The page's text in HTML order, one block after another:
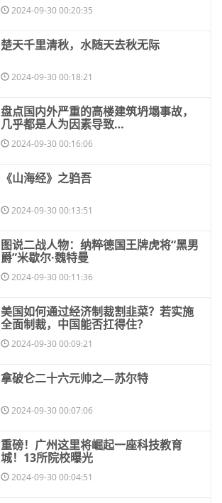
2024-09-30 00:20:35
​楚天千里清秋，水随天去秋无际
2024-09-30 00:18:21
​盘点国内外严重的高楼建筑坍塌事故，
几乎都是人为因素导致…
2024-09-30 00:16:06
​《山海经》之驺吾
2024-09-30 00:13:51
​图说二战人物：纳粹德国王牌虎将“黑男
爵”米歇尔·魏特曼
2024-09-30 00:11:36
​美国如何通过经济制裁割韭菜？若实施
全面制裁，中国能否扛得住？
2024-09-30 00:09:21
​拿破仑二十六元帅之—苏尔特
2024-09-30 00:07:06
​重磅！广州这里将崛起一座科技教育
城！13所院校曝光
2024-09-30 00:04:51